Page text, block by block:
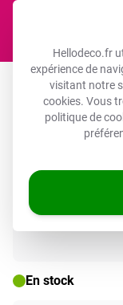
Hellodeco.fr
expérience de
visitant notre
cookies. Vous
politique de
Squares
En stock